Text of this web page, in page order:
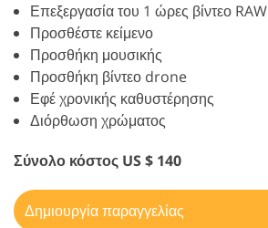
Επεξεργασία του 1 ώρες βίντεο RAW
Προσθέστε κείμενο
Προσθήκη μουσικής
Προσθήκη βίντεο drone
Εφέ χρονικής καθυστέρησης
Διόρθωση χρώματος
Σύνολο κόστος US $ 140
Δημιουργία παραγγελίας